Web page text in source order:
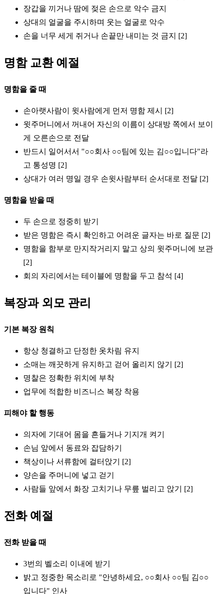
장갑을 끼거나 땀에 젖은 손으로 악수 금지
상대의 얼굴을 주시하며 웃는 얼굴로 악수
손을 너무 세게 쥐거나 손끝만 내미는 것 금지 [2]
명함 교환 예절
명함을 줄 때
손아랫사람이 윗사람에게 먼저 명함 제시 [2]
윗주머니에서 꺼내어 자신의 이름이 상대방 쪽에서 보이
게 오른손으로 전달
반드시 일어서서 "○○회사 ○○팀에 있는 김○○입니다"라
고 통성명 [2]
상대가 여러 명일 경우 손윗사람부터 순서대로 전달 [2]
명함을 받을 때
두 손으로 정중히 받기
받은 명함은 즉시 확인하고 어려운 글자는 바로 질문 [2]
명함을 함부로 만지작거리지 말고 상의 윗주머니에 보관
[2]
회의 자리에서는 테이블에 명함을 두고 참석 [4]
복장과 외모 관리
기본 복장 원칙
항상 청결하고 단정한 옷차림 유지
소매는 깨끗하게 유지하고 걷어 올리지 않기 [2]
명찰은 정확한 위치에 부착
업무에 적합한 비즈니스 복장 착용
피해야 할 행동
의자에 기대어 몸을 흔들거나 기지개 켜기
손님 앞에서 동료와 잡담하기
책상이나 서류함에 걸터앉기 [2]
양손을 주머니에 넣고 걷기
사람들 앞에서 화장 고치기나 무릎 벌리고 앉기 [2]
전화 예절
전화 받을 때
3번의 벨소리 이내에 받기
밝고 정중한 목소리로 "안녕하세요, ○○회사 ○○팀 김○○
입니다" 인사